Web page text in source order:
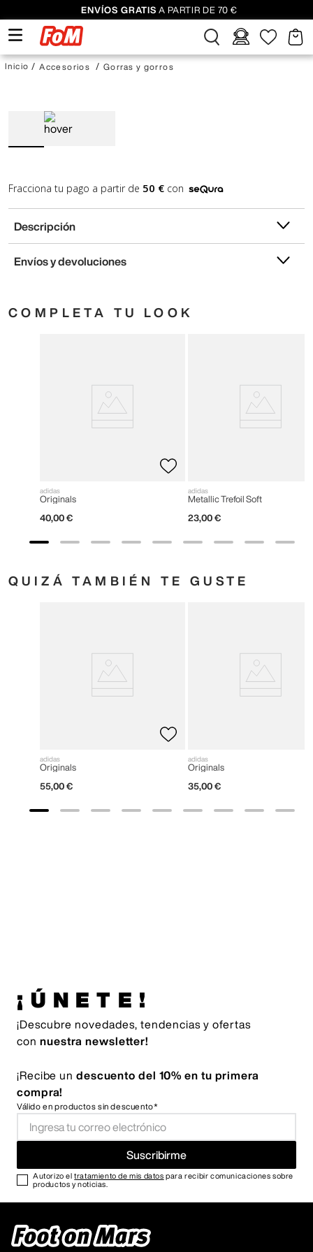
ENVÍOS GRATIS A PARTIR DE 70 €
Accesorios Gorras y gorros
Fracciona tu pago a partir de 50 € con
Descripción
Envíos y devoluciones
COMPLETA TU LOOK
adidas
Originals
40,00 €
adidas
Metallic Trefoil Soft
23,00 €
QUIZÁ TAMBIÉN TE GUSTE
adidas
Originals
55,00 €
adidas
Originals
35,00 €
¡ÚNETE!
¡Descubre novedades, tendencias y ofertas
con nuestra newsletter!
¡Recibe un descuento del 10% en tu primera
compra!
Válido en productos sin descuento*
Suscribirme
Autorizo eltratamiento de mis datos para recibir comunicaciones sobre
productos y noticias.